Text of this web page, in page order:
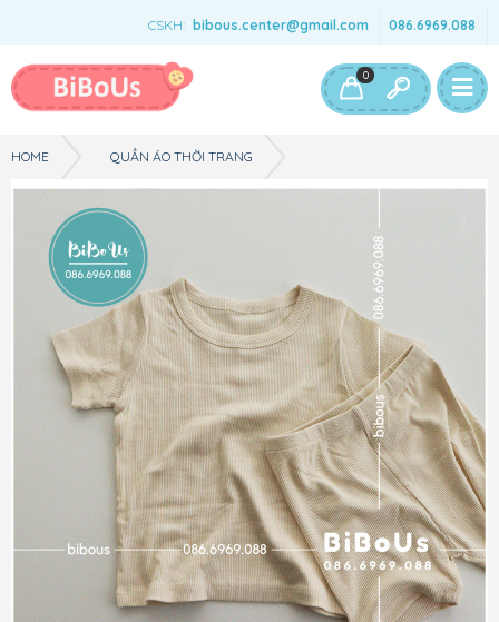
CSKH: bibous.center@gmail.com 086.6969.088
Bé Gái Bé Trai Đồ Chơi & Phụ Kiện 0
HOME QUẦN ÁO THỜI TRANG